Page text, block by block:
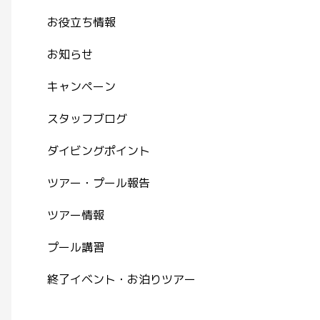
お役立ち情報
お知らせ
キャンペーン
スタッフブログ
ダイビングポイント
ツアー・プール報告
ツアー情報
プール講習
終了イベント・お泊りツアー